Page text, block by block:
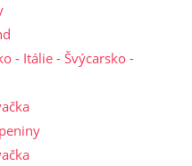
- Itálie - Švýcarsko -